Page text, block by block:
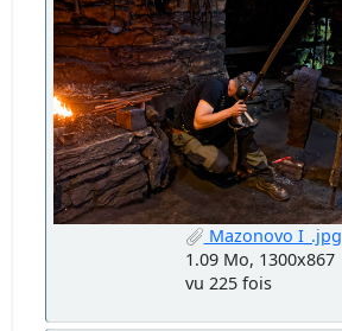
Mazonovo I_.jpg
1.09 Mo, 1300x867
vu 225 fois